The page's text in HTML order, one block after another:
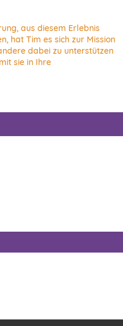
aus diesem Erlebnis
hat Tim es sich zur Mission
dabei zu unterstützen
sie in Ihre